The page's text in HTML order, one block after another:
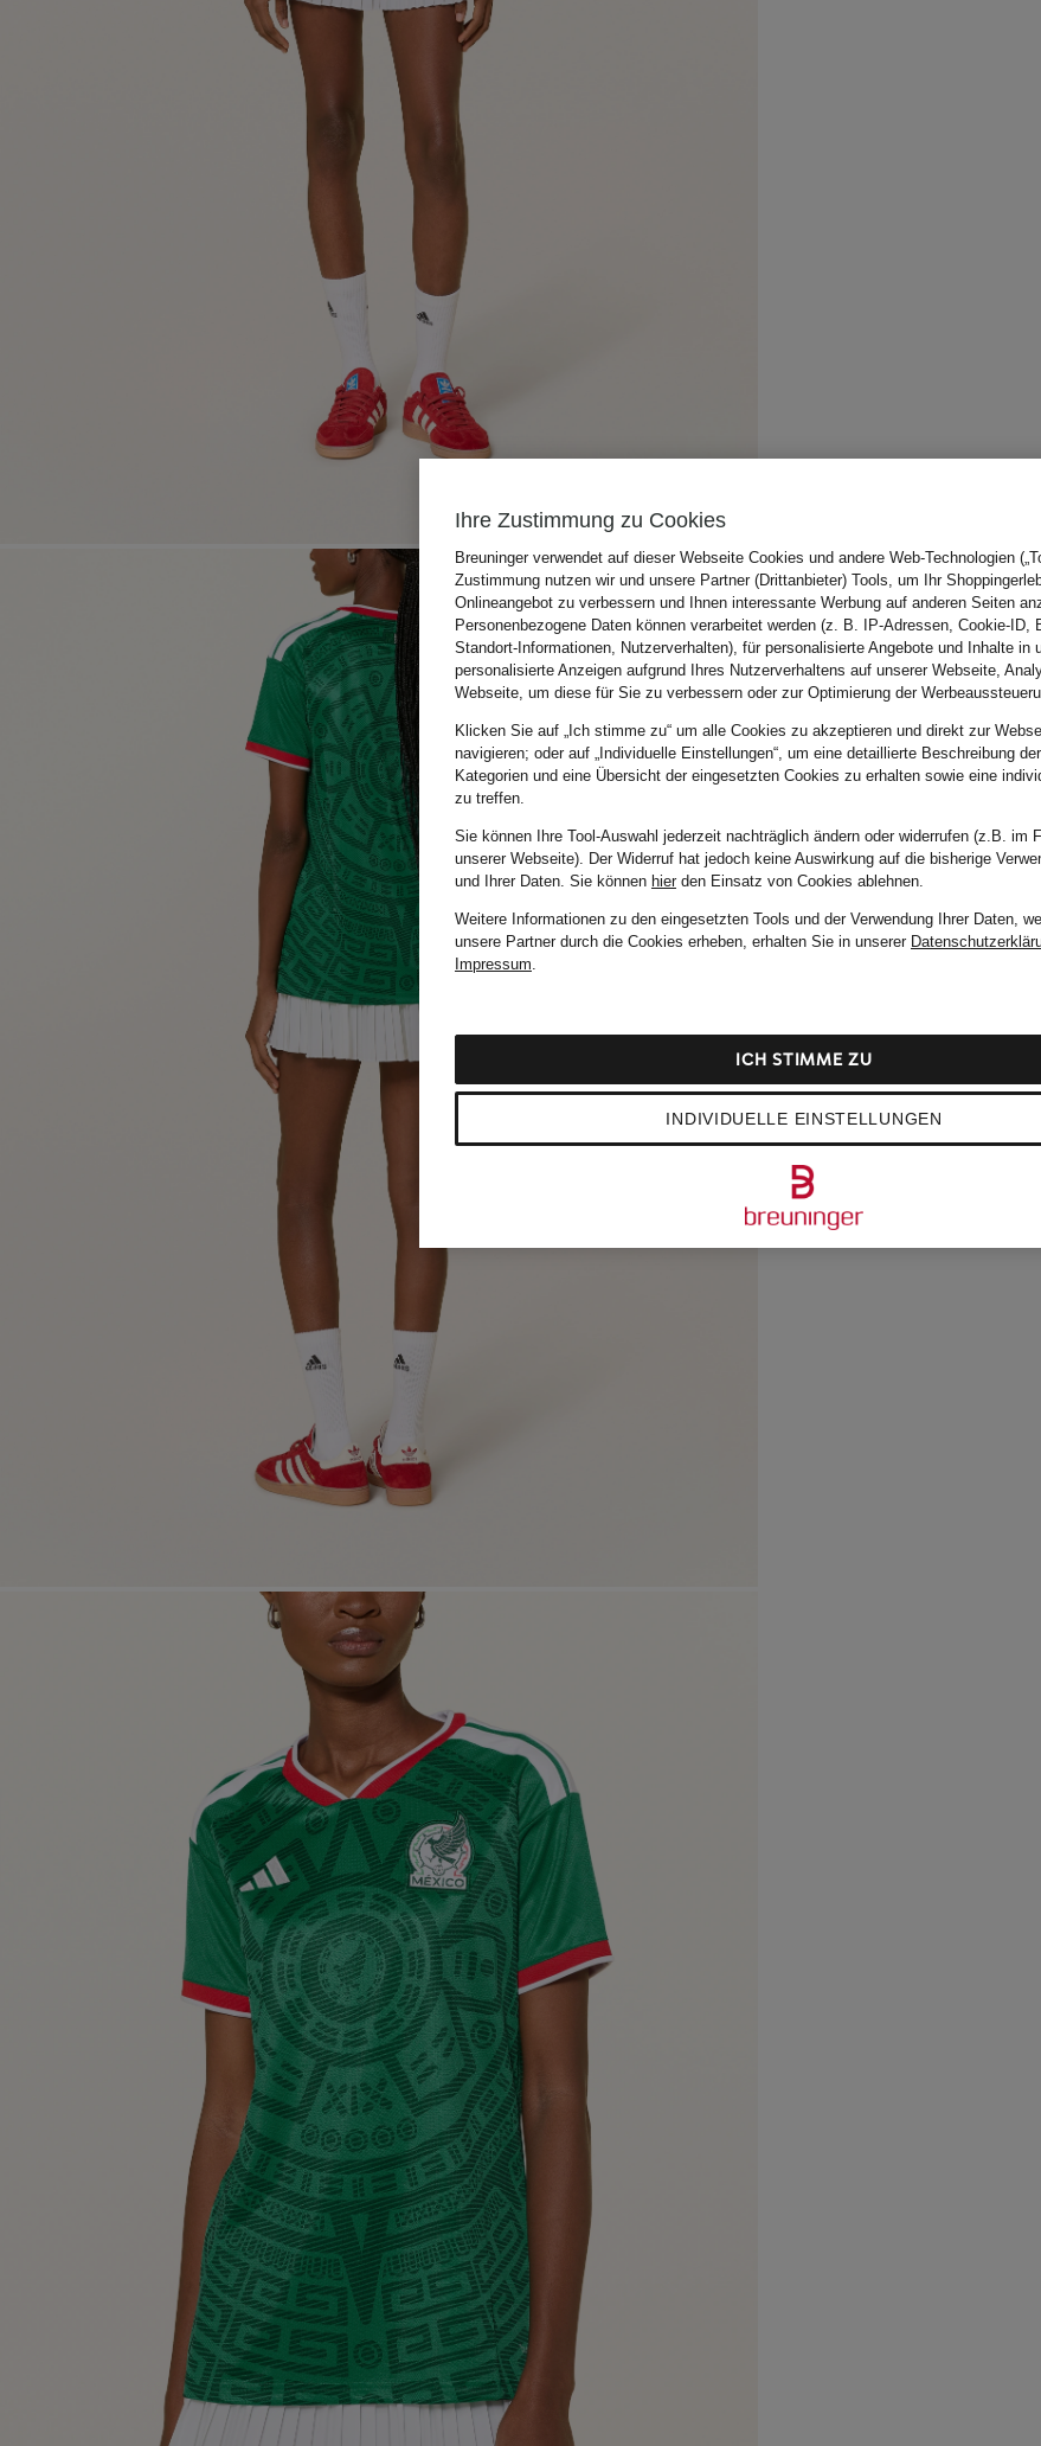
Ihre Zustimmung zu Cookies
Breuninger verwendet auf dieser Webseite Cookies und andere Web-Technologien
Zustimmung nutzen wir und unsere Partner (Drittanbieter) Tools, um Ihr
Onlineangebot zu verbessern und Ihnen interessante Werbung auf anderen Seiten
Personenbezogene Daten können verarbeitet werden (z. B. IP-Adressen, Cookie-ID,
Standort-Informationen, Nutzerverhalten), für personalisierte Angebote und Inhalte in
personalisierte Anzeigen aufgrund Ihres Nutzerverhaltens auf unserer Webseite,
Webseite, um diese für Sie zu verbessern oder zur Optimierung der
Klicken Sie auf „Ich stimme zu“ um alle Cookies zu akzeptieren und direkt zur
navigieren; oder auf „Individuelle Einstellungen“, um eine detaillierte Beschreibung
Kategorien und eine Übersicht der eingesetzten Cookies zu erhalten sowie eine
zu treffen.
Sie können Ihre Tool-Auswahl jederzeit nachträglich ändern oder widerrufen (z.B. im
unserer Webseite). Der Widerruf hat jedoch keine Auswirkung auf die bisherige
und Ihrer Daten. Sie können hierden Einsatz von Cookies ablehnen.
Weitere Informationen zu den eingesetzten Tools und der Verwendung Ihrer Daten,
unsere Partner durch die Cookies erheben, erhalten Sie in unserer
Impressum.
INDIVIDUELLE EINSTELLUNGEN
ICH STIMME ZU